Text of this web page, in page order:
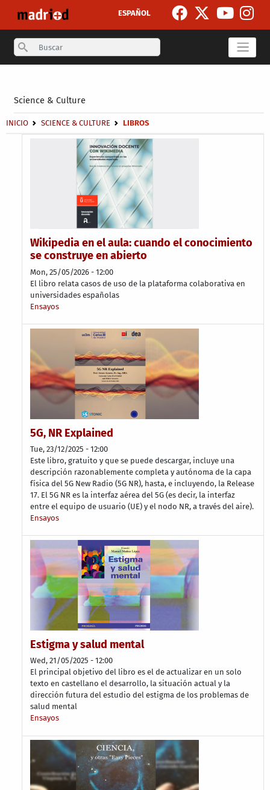
ESPAÑOL
Search
Science & Culture
Breadcrumb
INICIO SCIENCE & CULTURE LIBROS
Wikipedia en el aula: cuando el conocimiento
se construye en abierto
Mon, 25/05/2026 - 12:00
El libro relata casos de uso de la plataforma colaborativa en
universidades españolas
Ensayos
5G, NR Explained
Tue, 23/12/2025 - 12:00
Este libro, gratuito y que se puede descargar, incluye una
descripción razonablemente completa y autónoma de la capa
física del 5G New Radio (5G NR), hasta, e incluyendo, la Release
17. El 5G NR es la interfaz aérea del 5G (es decir, la interfaz
entre el equipo de usuario (UE) y el nodo NR, a través del aire).
Ensayos
Estigma y salud mental
Wed, 21/05/2025 - 12:00
El principal objetivo del libro es el de actualizar en un solo
texto en castellano el desarrollo, la situación actual y la
dirección futura del estudio del estigma de los problemas de
salud mental
Ensayos